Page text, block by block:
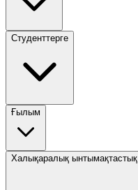
Студенттерге
Ғылым
Халықаралық ынтымақтастық